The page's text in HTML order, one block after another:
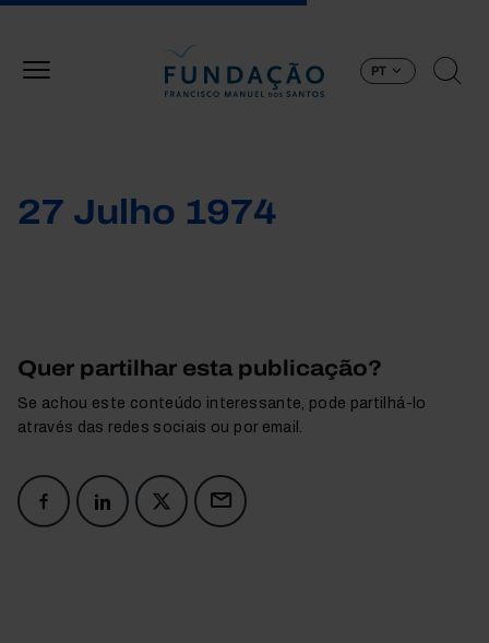
PT
27 Julho 1974
Quer partilhar esta publicação?
Se achou este conteúdo interessante, pode partilhá-lo
através das redes sociais ou por email.